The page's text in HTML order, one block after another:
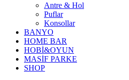
Antre & Hol
Puflar
Konsollar
BANYO
HOME BAR
HOBİ&OYUN
MASİF PARKE
SHOP